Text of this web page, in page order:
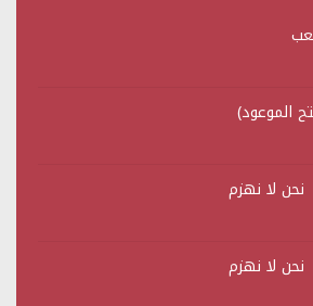
الموعود)
نحن لا نهزم
نحن لا نهزم